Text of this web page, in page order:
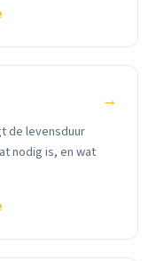
→
de levensduur
nodig is, en wat